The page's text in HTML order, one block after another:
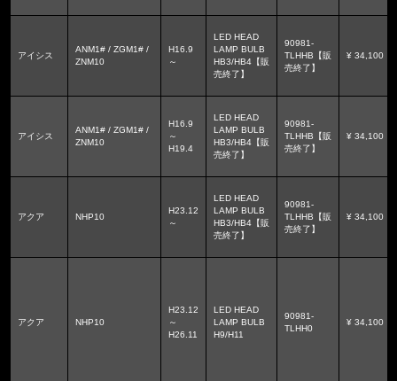
アイシス
ANM1# / ZGM1# /
ZNM10
H16.9
～
LED HEAD
LAMP BULB
HB3/HB4【販
売終了】
90981-
TLHHB【販
売終了】
¥ 34,100
アイシス
ANM1# / ZGM1# /
ZNM10
H16.9
～
H19.4
LED HEAD
LAMP BULB
HB3/HB4【販
売終了】
90981-
TLHHB【販
売終了】
¥ 34,100
アクア NHP10
H23.12
～
LED HEAD
LAMP BULB
HB3/HB4【販
売終了】
90981-
TLHHB【販
売終了】
¥ 34,100
アクア NHP10
H23.12
～
H26.11
LED HEAD
LAMP BULB
H9/H11
90981-
TLHH0
¥ 34,100